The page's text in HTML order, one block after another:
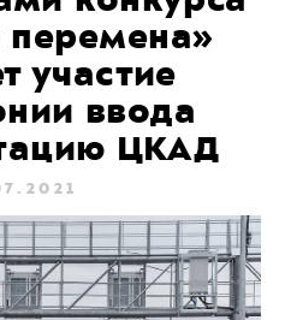
участие
ввода
ЦКАД